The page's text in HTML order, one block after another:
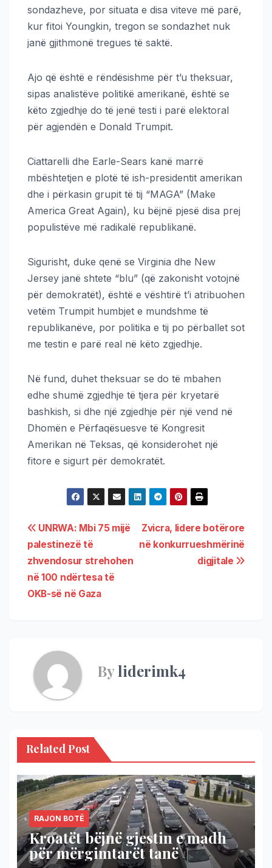
sondazheve, por situata e disa viteve më parë,
kur fitoi Youngkin, tregon se sondazhet nuk
janë gjithmonë tregues të saktë.
Ajo që është e rëndësishme për t’u theksuar,
sipas analistëve politikë amerikanë, është se
këto zgjedhje do të jenë testi i parë elektoral
për agjendën e Donald Trumpit.
Ciattarelli dhe Earle-Sears kanë marrë
mbështetjen e plotë të ish-presidentit amerikan
dhe i përkasin grupit të tij “MAGA” (Make
America Great Again), ku bëjnë pjesë disa prej
populistëve më radikalë republikanë.
Sigurisht, duke qenë se Virginia dhe New
Jersey janë shtete “blu” (që zakonisht votojnë
për demokratët), është e vështirë t’i atribuohen
vetëm Trumpit humbjet e mundshme të
republikanëve, por politika e tij po përballet sot
me testin e parë real në këto zgjedhje.
Në fund, duhet theksuar se do të mbahen
edhe shumë zgjedhje të tjera për kryetarë
bashkish, si dhe një zgjedhje për një vend në
Dhomën e Përfaqësuesve të Kongresit
Amerikan në Teksas, që konsiderohet një
fitore e sigurt për demokratët.
Zvicra, lidere botërore
në konkurrueshmërinë
digjitale
UNRWA: Mbi 75 mijë
palestinezë të
zhvendosur strehohen
në 100 ndërtesa të
OKB-së në Gaza
Byliderimk4
Related Post
RAJON BOTË
Kroatët bëjnë gjestin e madh
për mërgimtarët tanë